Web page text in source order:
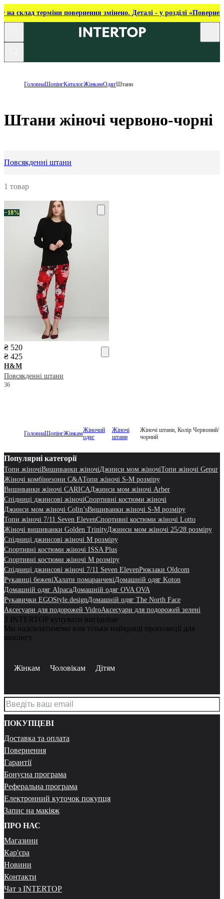
на склад терміни повернення змінено. Деталі - у розділі
ГоловнаШопінгКаталогЖінкамОдягШтани
Штани жіночі червоно-чорні
Повсякденні штани
1 товар
−18%
₴ 520
₴ 425
H&M
Повсякденні штани
36
ГоловнаШопінгЖінкамЖіночий
одяг
Жіночі
штани
Жіночі штани, Колір Червоний/
чорний
Популярні категорії
Топи жіночіВишиванки жіночіДжинси мом жіночіТопи жіночі Gepur
Жіночі комбінезони C&AТопи жіночі S-M розміру
Вишиванки жіночі CARICAДжинси мом жіночі Arber
Спідниці джинсові жіночіСпортивні костюми жіночі
Джинси мом жіночі Colin’sВишиванки жіночі S-M розміру
Топи жіночі 7/11 Seven ElevenСпортивні костюми жіночі Lotto
Жіночі вишиванки Golden TrinityДжинси мом жіночі 25/28 розміру
Спідниці джинсові жіночі M розміру
Спортивні костюми жіночі ISSA Plus
Спортивні костюми жіночі M розміру
Спідниці джинсові жіночі 7/11 Seven ElevenРюкзаки Oldcom
Рукавиці бежевіХалати помаранчевіДомашній одяг Koton
Домашній одяг AlpacaДомашній одяг OVA OVA
Рукавички EGOStyle.designДомашній одяг The North Face
Аксесуари для подорожей VidroАксесуари для подорожей зелені
З INTERTOP купувати вигідніше
Ми надсилатимемо вам тільки найкращі пропозиції для
шопінгу
Жінкам Чоловікам Дітям
ПОКУПЦЕВІ
Доставка та оплата
Повернення
Гарантії
Бонусна програма
Реферальна програма
Електронний куточок покупця
Запис на макіяж
ПРО НАС
Магазини
Кар'єра
Новини
Контакти
Чат з INTERTOP